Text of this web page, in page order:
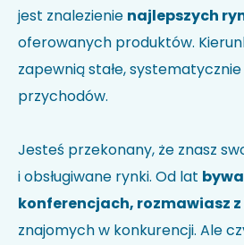
Akceptuję politykę prywatności
przetwarzanie moich danych
odpowiedzi na przesłane
jest znalezienie najlepszych
oferowanych produktów.
zapewnią stałe,
przychodów.
Jesteś przekonany, że znasz
i obsługiwane rynki. Od lat
konferencjach, rozmawiasz
znajomych w konkurencji. Ale